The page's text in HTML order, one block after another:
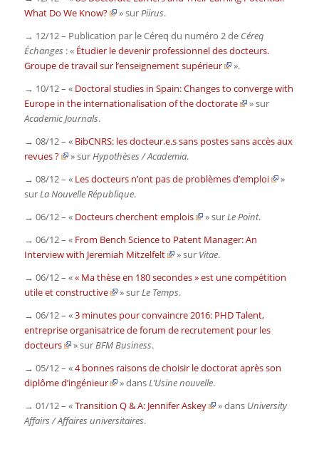
What Do We Know?
» surPiirus.
→ 12/12 – Publication par le Céreq du numéro 2 de Céreq
Échanges : « Étudier le devenir professionnel des docteurs.
Groupe de travail sur l’enseignement supérieur
».
→ 10/12 – « Doctoral studies in Spain: Changes to converge with
Europe in the internationalisation of the doctorate
» sur
Academic Journals.
→ 08/12 – « BibCNRS: les docteur.e.s sans postes sans accès aux
revues ?
» surHypothèses / Academia.
→ 08/12 – « Les docteurs n’ont pas de problèmes d’emploi
»
surLa Nouvelle République.
→ 06/12 – « Docteurs cherchent emplois » surLe Point.
→ 06/12 – « From Bench Science to Patent Manager: An
Interview with Jeremiah Mitzelfelt
» sur Vitae.
→ 06/12 – «« Ma thèse en 180 secondes » est une compétition
utile et constructive
» surLe Temps.
→ 06/12 – «3 minutes pour convaincre 2016: PHD Talent,
entreprise organisatrice de forum de recrutement pour les
docteurs
» surBFM Business.
→ 05/12 – «4 bonnes raisons de choisir le doctorat après son
diplôme d’ingénieur
» dansL’Usine nouvelle.
→ 01/12 – «Transition Q & A: Jennifer Askey » dans University
Affairs / Affaires universitaires.